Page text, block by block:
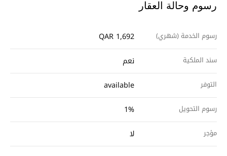
رسوم وحالة العقار
رسوم الخدمة (شهري) QAR 1,692
سند الملكية نعم
التوفر available
رسوم التحويل 1%
مؤجر لا